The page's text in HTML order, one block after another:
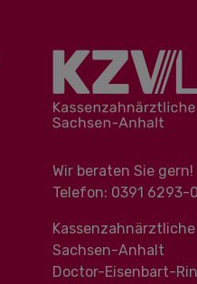
Wir beraten Sie gern!
Telefon: 0391 ‍6293-
Sachsen-Anhalt
Doctor-Eisenbart-